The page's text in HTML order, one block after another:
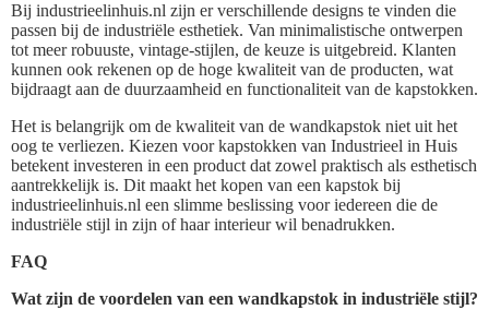
Bij industrieelinhuis.nl zijn er verschillende designs te vinden die
passen bij de industriële esthetiek. Van minimalistische ontwerpen
tot meer robuuste, vintage-stijlen, de keuze is uitgebreid. Klanten
kunnen ook rekenen op de hoge kwaliteit van de producten, wat
bijdraagt aan de duurzaamheid en functionaliteit van de kapstokken.
Het is belangrijk om de kwaliteit van de wandkapstok niet uit het
oog te verliezen. Kiezen voor kapstokken van Industrieel in Huis
betekent investeren in een product dat zowel praktisch als esthetisch
aantrekkelijk is. Dit maakt het kopen van een kapstok bij
industrieelinhuis.nl een slimme beslissing voor iedereen die de
industriële stijl in zijn of haar interieur wil benadrukken.
FAQ
Wat zijn de voordelen van een wandkapstok in industriële stijl?